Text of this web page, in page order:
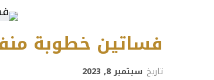
فساتين خطوبة
تاريخ سبتمبر 8, 2023